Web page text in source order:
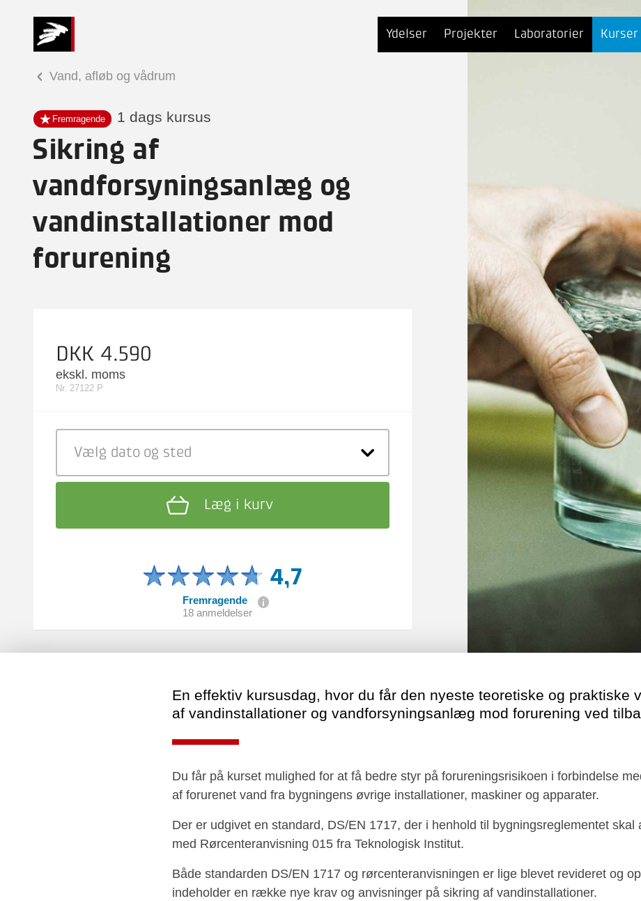
Ydelser Projekter Laboratorier Kurser
Vand, afløb og vådrum
Fremragende 1 dags kursus
Sikring af
vandforsyningsanlæg og
vandinstallationer mod
forurening
DKK 4.590
ekskl. moms
Nr. 27122 P
Vælg dato og sted
Læg i kurv
4,7
Fremragende
18 anmeldelser
En effektiv kursusdag, hvor du får den nyeste teoretiske og praktiske
af vandinstallationer og vandforsyningsanlæg mod forurening ved
Du får på kurset mulighed for at få bedre styr på forureningsrisikoen i forbindelse
af forurenet vand fra bygningens øvrige installationer, maskiner og apparater.
Der er udgivet en standard, DS/EN 1717, der i henhold til bygningsreglementet skal
med Rørcenteranvisning 015 fra Teknologisk Institut.
Både standarden DS/EN 1717 og rørcenteranvisningen er lige blevet revideret og
indeholder en række nye krav og anvisninger på sikring af vandinstallationer.